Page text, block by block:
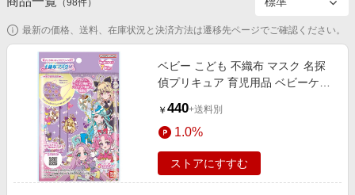
コスメ・健康・医薬品
キッズ・ベビー用品
家電・PC・スマホ・カメラ
エンタメ
スポーツ・アウトドア・ゴルフ
インテリア・寝具
初回購入者限定特典
対象ストア新規限定特典
新着ストアのご紹介
電子書籍特集
楽天ペイ導入ストア
楽天サービス特集
旅行特集
わくわく夏特集
楽天IDでログイン/会員登録
（98件）
最新の価格、送料、在庫状況と決済方法は遷移先ページでご確認ください。
ベビー こども 不織布 マスク 名探
偵プリキュア 育児用品 ベビーケ
￥ 440+送料別
1.0%
ストアにすすむ